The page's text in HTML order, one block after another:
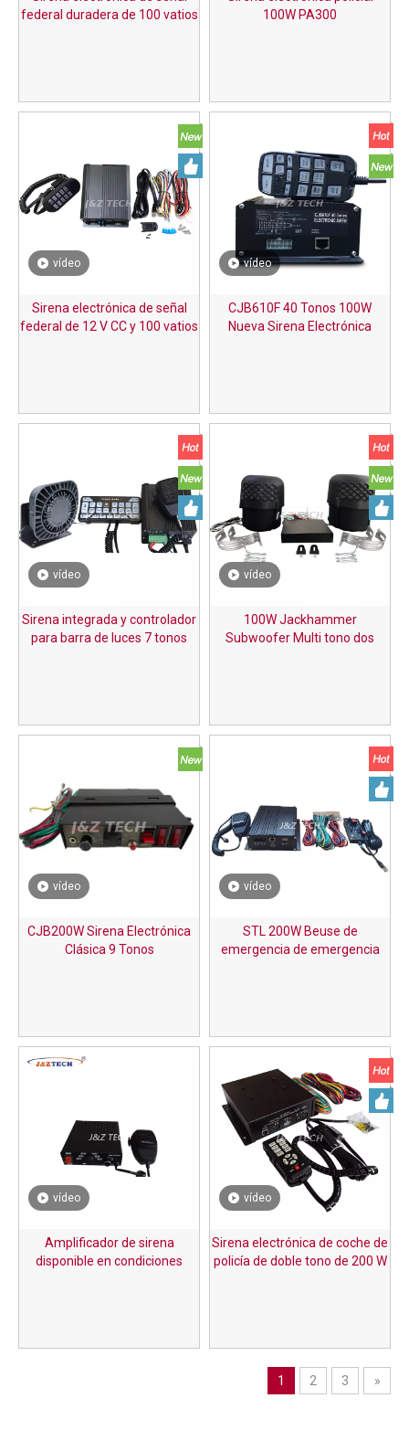
federal duradera de 100 vatios
100W PA300
vídeo
Sirena electrónica de señal
federal de 12 V CC y 100 vatios
vídeo
CJB610F 40 Tonos 100W
Nueva Sirena Electrónica
vídeo
Sirena integrada y controlador
para barra de luces 7 tonos
vídeo
100W Jackhammer
Subwoofer Multi tono dos
vídeo
CJB200W Sirena Electrónica
Clásica 9 Tonos
vídeo
STL 200W Beuse de
emergencia de emergencia
vídeo
Amplificador de sirena
disponible en condiciones
vídeo
Sirena electrónica de coche de
policía de doble tono de 200 W
1 2 3 »